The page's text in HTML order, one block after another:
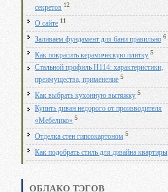
секретов 12
О сайте 11
Заливаем фундамент для бани правильно 6
Как покрасить керамическую плитку 5
Стальной профиль Н114: характеристики,
преимущества, применение 5
Как выбрать кухонную вытяжку 5
Купить диван недорого от производителя
«Мебелико» 5
Отделка стен гипсокартоном 5
Как подобрать стиль для дизайна квартиры
ОБЛАКО ТЭГОВ